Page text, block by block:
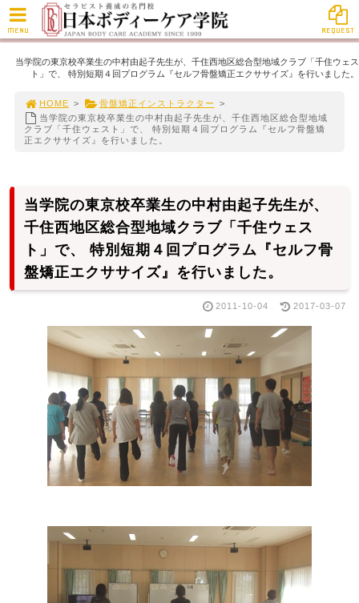
当学院の東京校卒業生の中村由起子先生が、千住西地区総合型地域クラブ「千住ウェス
ト」で、 特別短期４回プログラム『セルフ骨盤矯正エクササイズ』を行いました。
HOME > 骨盤矯正インストラクター
>
当学院の東京校卒業生の中村由起子先生が、千住西地区総合型地域
クラブ「千住ウェスト」で、 特別短期４回プログラム『セルフ骨盤矯
正エクササイズ』を行いました。
当学院の東京校卒業生の中村由起子先生が、
千住西地区総合型地域クラブ「千住ウェス
ト」で、 特別短期４回プログラム『セルフ骨
盤矯正エクササイズ』を行いました。
2011-10-04 2017-03-07
MENU REQUEST